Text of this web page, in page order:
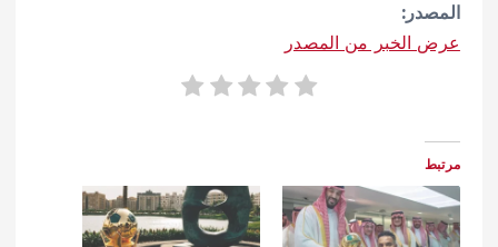
المصدر:
عرض الخبر من المصدر
مرتبط